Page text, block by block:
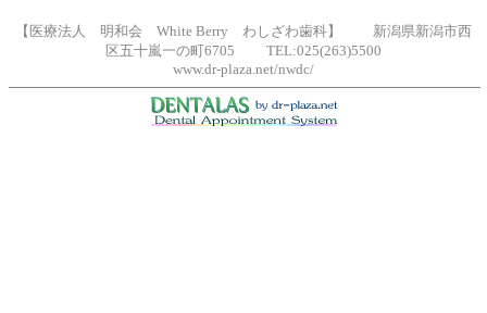
【医療法人 明和会 White Berry わしざわ歯科】 新潟県新潟市西
区五十嵐一の町6705 TEL:025(263)5500
www.dr-plaza.net/nwdc/